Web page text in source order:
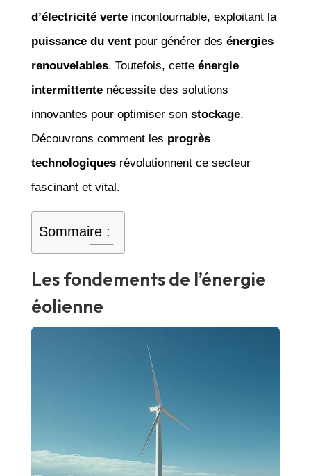
d’électricité verteincontournable, exploitant la
puissance du ventpour générer des énergies
renouvelables. Toutefois, cette énergie
intermittentenécessite des solutions
innovantes pour optimiser son stockage.
Découvrons comment les progrès
technologiquesrévolutionnent ce secteur
fascinant et vital.
Sommaire :
Les fondements de l’énergie
éolienne